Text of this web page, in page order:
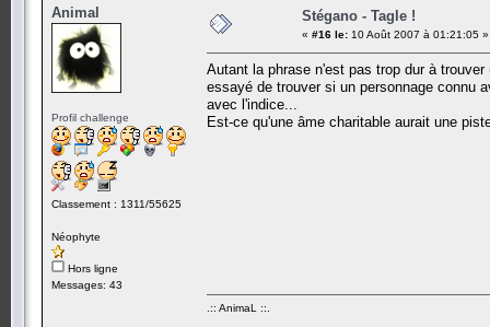
Animal
Profil challenge
Classement : 1311/55625
Néophyte
Hors ligne
Messages: 43
Stégano - Tagle !
« #16 le: 10 Août 2007 à 01:21:05 »
Autant la phrase n'est pas trop dur à
essayé de trouver si un personnage connu
avec l'indice...
Est-ce qu'une âme charitable aurait une
.:: AnimaL ::.